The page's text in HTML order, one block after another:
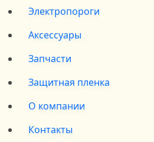
Электропороги
Аксессуары
Запчасти
Защитная пленка
О компании
Контакты